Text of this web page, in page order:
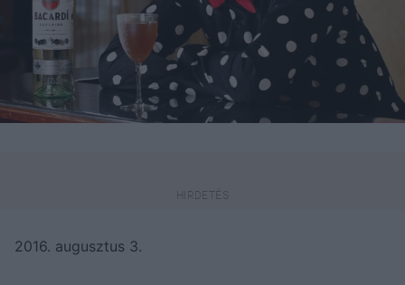
2016. augusztus 3.